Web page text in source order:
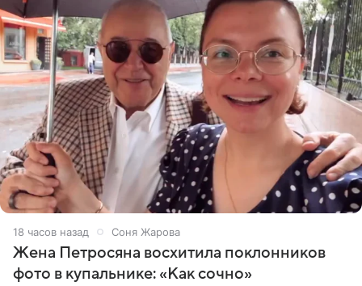
18 часов назад Соня Жарова
Жена Петросяна восхитила поклонников
фото в купальнике: «Как сочно»